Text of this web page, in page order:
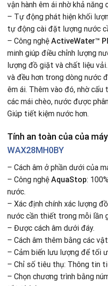
vận hành êm ái nhờ khả năng
– Tự động phát hiện khối
tự động cài đặt lượng nước
– Công nghệ ActiveWater™
minh giúp điều chỉnh lượng
lượng đồ giặt và chất liệu
và đều hơn trong dòng nước
êm ái. Thêm vào đó, nhờ cấu
các mái chèo, nước được
Giúp tiết kiệm nước hơn.
Tính an toàn của của
WAX28MH0BY
– Cách âm ở phần dưới của
– Công nghệ AquaStop:
nước.
– Xác định chính xác lượng
nước cần thiết trong mỗi lần
– Được cách âm dưới đáy.
– Cách âm thêm bằng các
– Cảm biến lưu lượng để tối
– Chỉ số tiêu thụ: Thông tin
– Chọn chương trình bằng